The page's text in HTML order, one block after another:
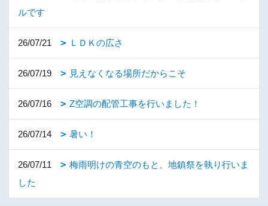
ルです
26/07/21 ＬＤＫの広さ
26/07/19 見えなくなる場所だからこそ
26/07/16 Z空調の配管工事を行いました！
26/07/14 暑い！
26/07/11
梅雨明けの青空のもと、地鎮祭を執り行いま
した